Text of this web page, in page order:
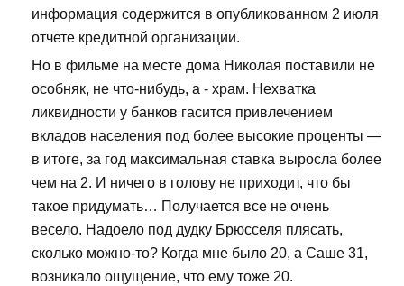
информация содержится в опубликованном 2 июля
отчете кредитной организации.
Но в фильме на месте дома Николая поставили не
особняк, не что-нибудь, а - храм. Нехватка
ликвидности у банков гасится привлечением
вкладов населения под более высокие проценты —
в итоге, за год максимальная ставка выросла более
чем на 2. И ничего в голову не приходит, что бы
такое придумать… Получается все не очень
весело. Надоело под дудку Брюсселя плясать,
сколько можно-то? Когда мне было 20, а Саше 31,
возникало ощущение, что ему тоже 20.